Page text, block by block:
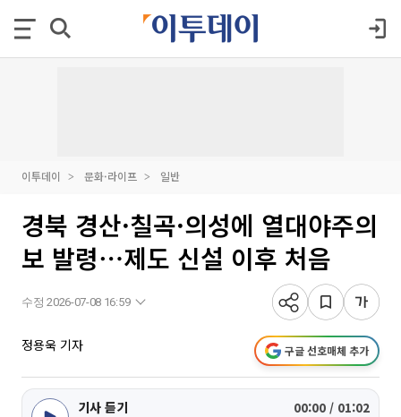
이투데이 문화·라이프 일반
경북 경산·칠곡·의성에 열대야주의
보 발령⋯제도 신설 이후 처음
수정 2026-07-08 16:59
정용욱 기자 구글 선호매체 추가
기사 듣기 00:00 / 01:02